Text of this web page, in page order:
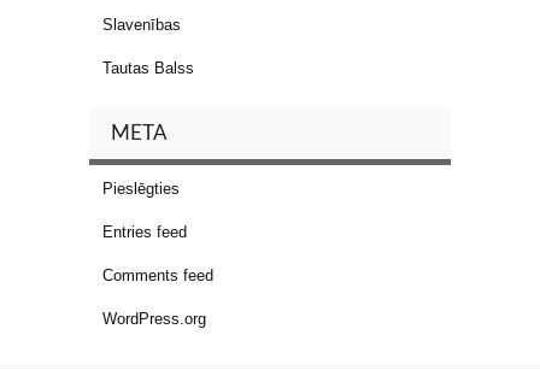
Slavenības
Tautas Balss
META
Pieslēgties
Entries feed
Comments feed
WordPress.org